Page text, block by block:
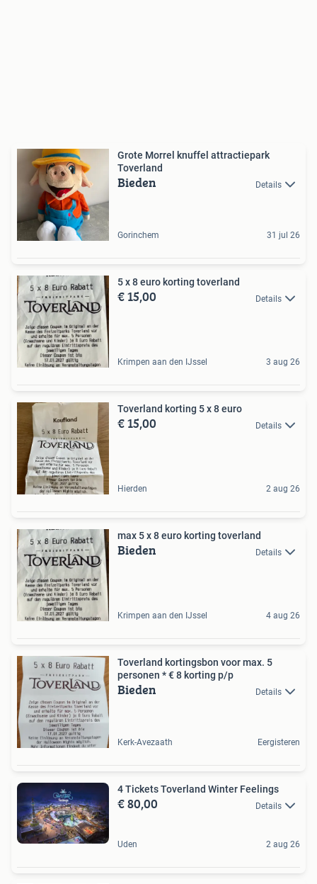
Grote Morrel knuffel attractiepark
Toverland
Bieden Details
Gorinchem 31 jul 26
5 x 8 euro korting toverland
€ 15,00 Details
Krimpen aan den IJssel 3 aug 26
Toverland korting 5 x 8 euro
€ 15,00 Details
Hierden 2 aug 26
max 5 x 8 euro korting toverland
Bieden Details
Krimpen aan den IJssel 4 aug 26
Toverland kortingsbon voor max. 5
personen * € 8 korting p/p
Bieden Details
Kerk-Avezaath Eergisteren
4 Tickets Toverland Winter Feelings
€ 80,00 Details
Uden 2 aug 26